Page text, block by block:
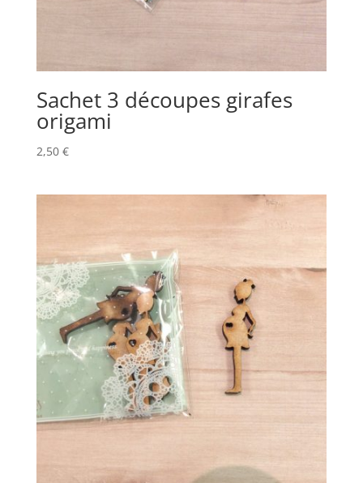
Sachet 3 découpes girafes
origami
2,50 €